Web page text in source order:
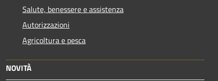
Salute, benessere e assistenza
Autorizzazioni
Agricoltura e pesca
NOVITÀ